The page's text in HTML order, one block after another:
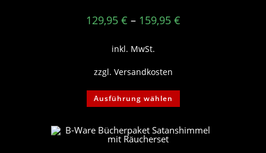
129,95 € – 159,95 €
inkl. MwSt.
zzgl. Versandkosten
Ausführung wählen Dieses
weist
Varianten
auf.